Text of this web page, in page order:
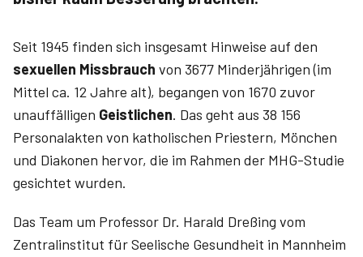
Seit 1945 finden sich insgesamt Hinweise auf den
sexuellen Missbrauch von 3677 Minderjährigen (im
Mittel ca. 12 Jahre alt), begangen von 1670 zuvor
unauffälligen Geistlichen. Das geht aus 38 156
Personalakten von katholischen Priestern, Mönchen
und Diakonen hervor, die im Rahmen der MHG-Studie
gesichtet wurden.
Das Team um Professor Dr. Harald­ Dreßing vom
Zentralinstitut für Seelische Gesundheit in Mannheim